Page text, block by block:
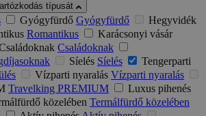
típusát
Gyógyfürdő Gyógyfürdő
Hegyvidék
Romantikus
Karácsonyi vásár
Családoknak
Síelés Síelés
Tengerparti
Vízparti nyaralás Vízparti nyaralás
Travelking PREMIUM
Luxus pihenés
közelében Termálfürdő közelében